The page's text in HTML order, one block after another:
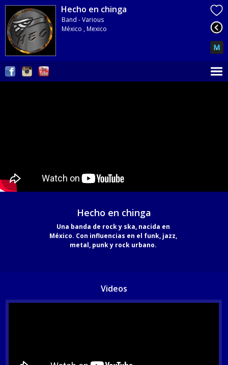
Hecho en chinga
Band - Various
México , Mexico
Hecho en chinga
Una banda de rock y ska, nacida en
México. Con influencias en el funk, jazz,
metal, punk y rock urbano.
Videos